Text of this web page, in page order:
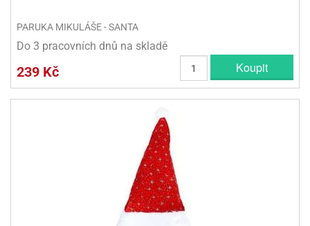
PARUKA MIKULÁŠE - SANTA
Do 3 pracovních dnů na skladě
239 Kč Koupit